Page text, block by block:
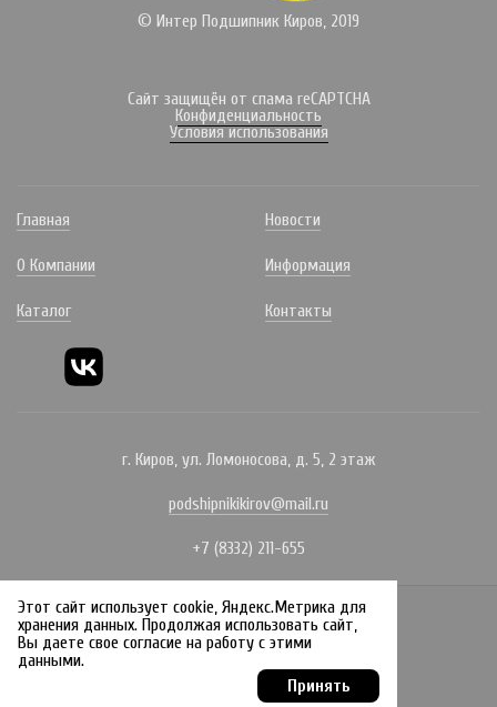
© Интер Подшипник Киров, 2019
Сайт защищён от спама reCAPTCHA
Конфиденциальность
Условия использования
Главная
О Компании
Каталог
Новости
Информация
Контакты
г. Киров, ул. Ломоносова, д. 5, 2 этаж
podshipnikikirov@mail.ru
+7 (8332) 211-655
Политика конфиденциальности
Создание сайта:
Этот сайт использует cookie, Яндекс.Метрика для
хранения данных. Продолжая использовать сайт,
Вы даете свое согласие на работу с этими
данными.
Принять